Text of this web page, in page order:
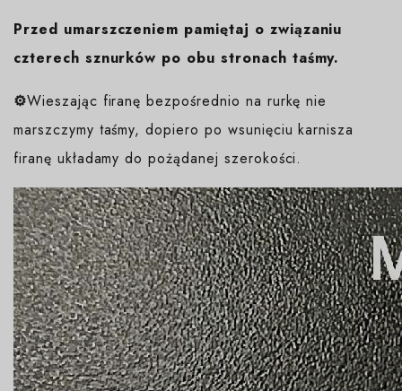
Przed umarszczeniem pamiętaj o związaniu
czterech sznurków po obu stronach taśmy.
⚙️Wieszając firanę bezpośrednio na rurkę nie
marszczymy taśmy, dopiero po wsunięciu karnisza
firanę układamy do pożądanej szerokości.